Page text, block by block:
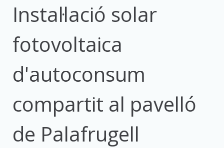
Instal·lació solar
fotovoltaica
d'autoconsum
compartit al pavelló
de Palafrugell